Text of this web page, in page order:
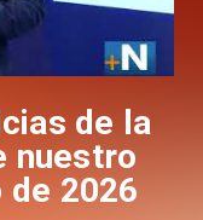
de la
nuestro
2026